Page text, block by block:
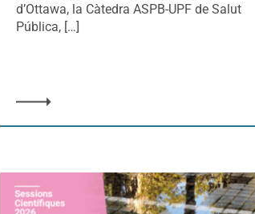
d’Ottawa, la Càtedra ASPB-UPF de Salut
Pública, […]